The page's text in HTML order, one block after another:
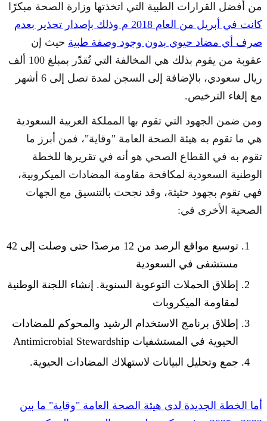
من أفضل القرارات الطبية التي اتخذتها وزارة الصحة مبكرًا
كانت في أبريل من العام 2018 م وذلك بإصدار تحذير بعدم
صرف أي مضاد حيوي بدون وجود وصفة طبية حيث إن
عقوبة من يقوم بذلك هي المخالفة التي تُقدّر بمبلغ 100 ألف
ريال سعودي، بالإضافة إلى السجن لمدة تصل إلى 6 أشهر
مع إلغاء الترخيص.
ومن ضمن الجهود التي تقوم بها المملكة العربية السعودية
هي ما تقوم به هيئة الصحة العامة "وقاية"، فمن أبرز ما
تقوم به في القطاع الصحي هو أنه في تقريرها للخطة
الوطنية السعودية لمكافحة مقاومة المضادات الميكروبية،
فهي تقوم بجهود حثيثة، وقد نجحت بالتنسيق مع الجهات
الصحية الأخرى في:
توسيع مواقع الرصد من 12 مرصدًا حتى وصلت إلى 42
مستشفى في السعودية
إطلاق الحملات التوعوية السنوية. إنشاء اللجنة الوطنية
لمقاومة الميكروبات
إطلاق برنامج الاستخدام الرشيد والمحوكم للمضادات
الحيوية في المستشفيات Antimicrobial Stewardship
جمع وتحليل البيانات لاستهلاك المضادات الحيوية.
أما الخطة الجديدة لدى هيئة الصحة العامة "وقاية" ما بين